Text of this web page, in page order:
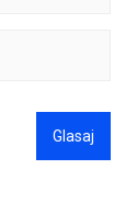
Glasaj